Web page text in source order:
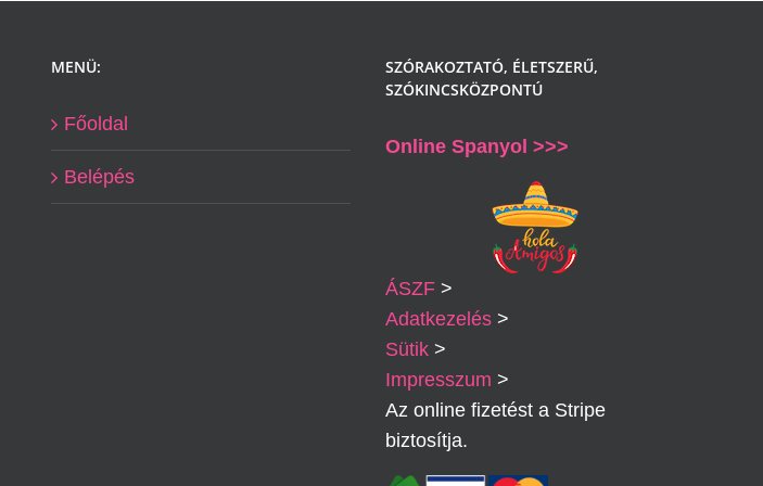
MENÜ:
Főoldal
Belépés
SZÓRAKOZTATÓ, ÉLETSZERŰ,
SZÓKINCSKÖZPONTÚ
Online Spanyol >>>
ÁSZF >
Adatkezelés >
Sütik >
Impresszum >
Az online fizetést a Stripe
biztosítja.